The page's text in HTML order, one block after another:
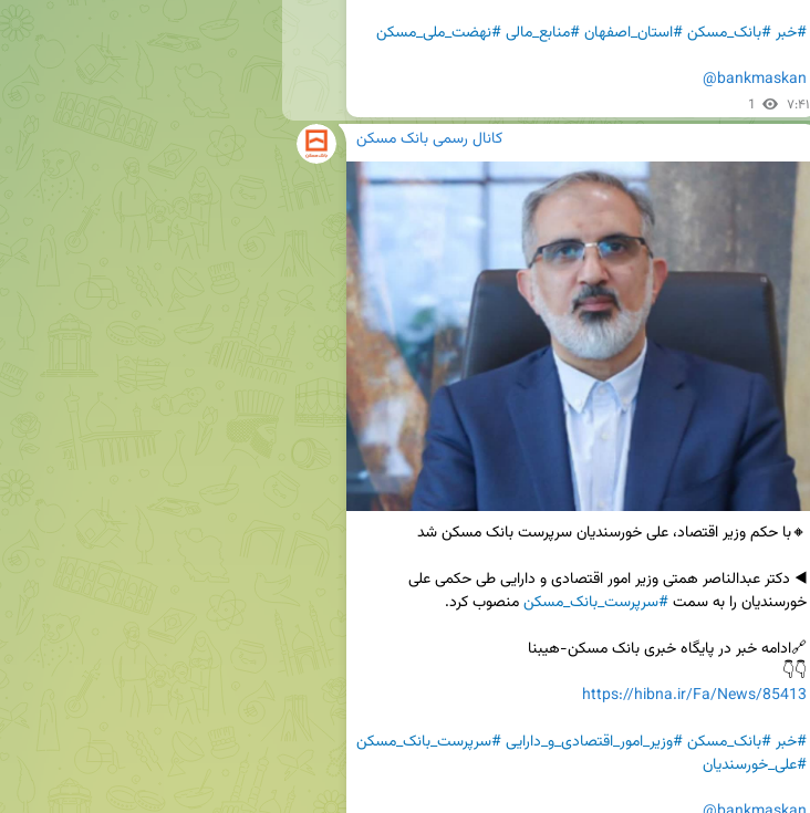
#خبر#بانک_مسکن#استان_اصفهان#منابع_مالی#نهضت_ملی_مسکن
@bankmaskan
1 ۷:۴۱
کانال رسمی بانک مسکن
خورسندیان را به سمت #سرپرست_بانک_مسکن
👇👇
https://hibna.ir/Fa/News/85413
#خبر#بانک_مسکن#وزیر_امور_اقتصادی_و_دارایی#سرپرست_بانک_مسکن
#علی_خورسندیان